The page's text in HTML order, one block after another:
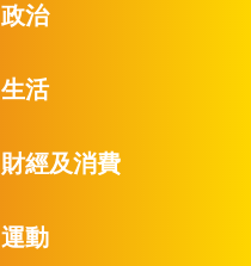
政治
生活
財經及消費
運動